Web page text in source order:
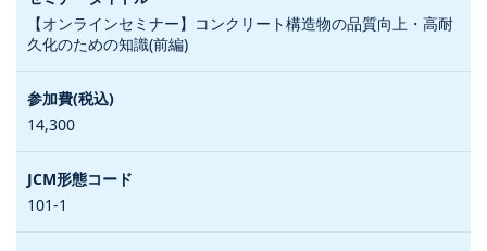
【オンラインセミナー】コンクリート構造物の品質向上・高耐
久化のための知識(前編)
14,300
101-1